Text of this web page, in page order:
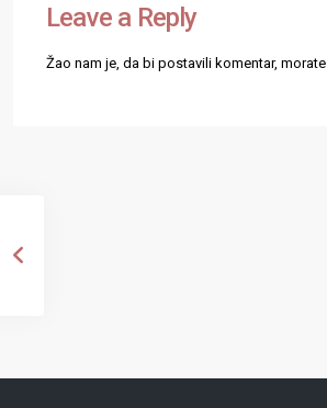
Leave a Reply
Žao nam je, da bi postavili komentar, morate